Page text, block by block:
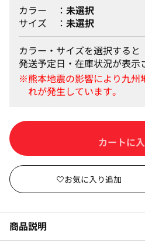
カラー
未選択
サイズ
未選択
カラー・サイズを選択すると
発送予定日・在庫状況が表示
カートに
商品説明